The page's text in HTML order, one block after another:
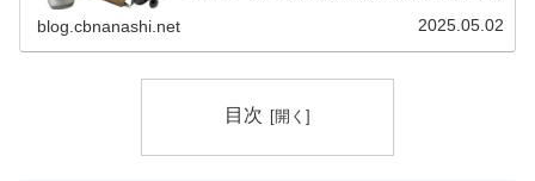
blog.cbnanashi.net 2025.05.02
目次